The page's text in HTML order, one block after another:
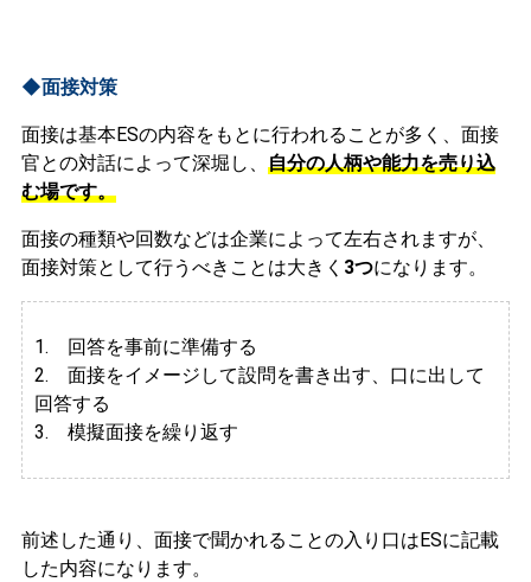
◆面接対策
面接は基本ESの内容をもとに行われることが多く、面接
官との対話によって深堀し、 自分の人柄や能力を売り込
む場です。
面接の種類や回数などは企業によって左右されますが、
面接対策として行うべきことは大きく 3つになります。
1. 回答を事前に準備する
2. 面接をイメージして設問を書き出す、口に出して
回答する
3. 模擬面接を繰り返す
前述した通り、面接で聞かれることの入り口はESに記載
した内容になります。